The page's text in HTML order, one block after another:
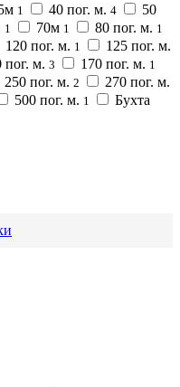
1 40 пог. м. 4
50
1 70м 1 80 пог. м. 1
120 пог. м. 1 125 пог. м.
пог. м. 3 170 пог. м. 1
250 пог. м. 2 270 пог. м.
500 пог. м. 1
Бухта